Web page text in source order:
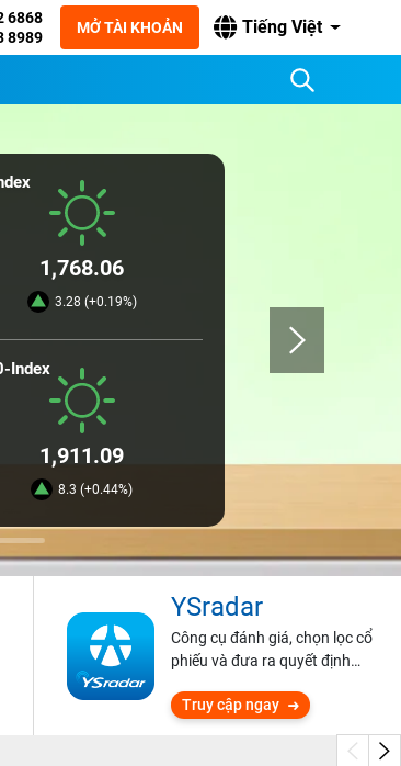
6868
8989
MỞ TÀI KHOẢN Tiếng Việt
1,768.06
3.28 (+0.19%)
Index
1,911.09
8.3 (+0.44%)
YSradar
Công cụ đánh giá, chọn lọc cổ
phiếu và đưa ra quyết định
Truy cập ngay